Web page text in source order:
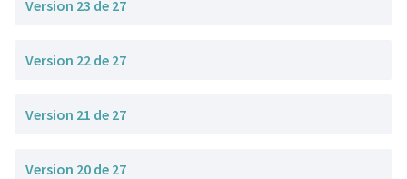
Version 23 de 27
Version 22 de 27
Version 21 de 27
Version 20 de 27